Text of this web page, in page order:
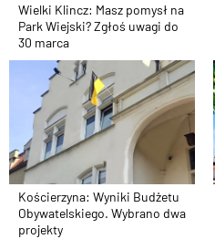
Wielki Klincz: Masz pomysł na
Park Wiejski? Zgłoś uwagi do
30 marca
Kościerzyna: Wyniki Budżetu
Obywatelskiego. Wybrano dwa
projekty